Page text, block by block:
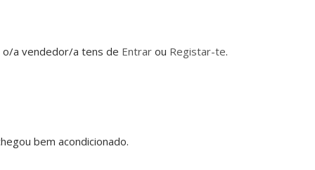
o/a vendedor/a tens de Entrar ou Registar-te.
bem acondicionado.